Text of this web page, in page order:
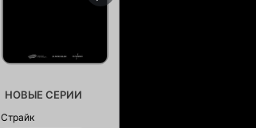
НОВЫЕ СЕРИИ
Страйк